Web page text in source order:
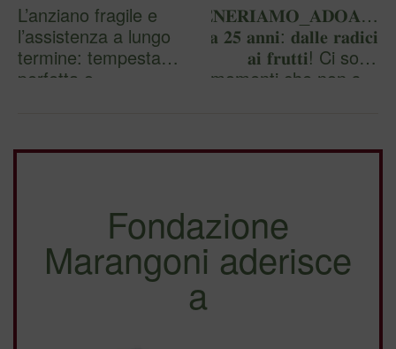
L’anziano fragile e
l’assistenza a lungo
termine: tempesta
perfetta o
𝐆𝐄𝐍𝐄𝐑𝐈𝐀𝐌𝐎_𝐀𝐃𝐎𝐀…
𝐝𝐚 𝟐𝟓 𝐚𝐧𝐧𝐢: 𝐝𝐚𝐥𝐥𝐞 𝐫𝐚𝐝𝐢𝐜𝐢
𝐚𝐢 𝐟𝐫𝐮𝐭𝐭𝐢! Ci sono
momenti che non s…
Fondazione
Marangoni aderisce
a